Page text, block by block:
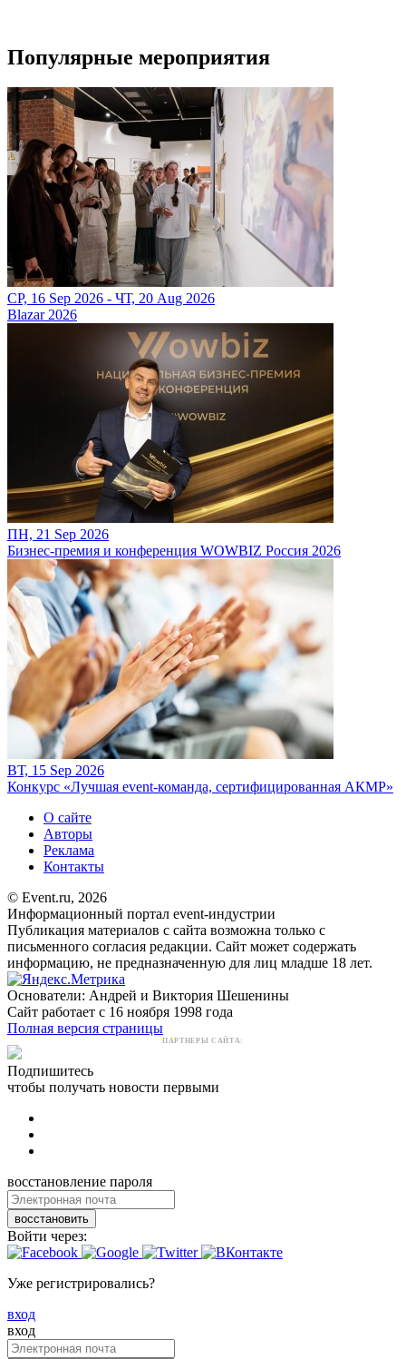
Популярные мероприятия
СР, 16 Sep 2026 - ЧТ, 20 Aug 2026
Blazar 2026
ПН, 21 Sep 2026
Бизнес-премия и конференция WOWBIZ Россия 2026
ВТ, 15 Sep 2026
Конкурс «Лучшая event-команда, сертифицированная АКМР»
О сайте
Авторы
Реклама
Контакты
© Event.ru, 2026
Информационный портал event-индустрии
Публикация материалов с сайта возможна только с
письменного согласия редакции. Сайт может содержать
информацию, не предназначенную для лиц младше 18 лет.
Основатели: Андрей и Виктория Шешенины
Сайт работает с 16 ноября 1998 года
Полная версия страницы
ПАРТНЕРЫ САЙТА:
Подпишитесь
чтобы получать новости первыми
восстановление пароля
восстановить
Войти через:
Уже регистрировались?
вход
вход